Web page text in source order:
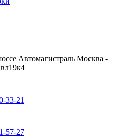
Автомагистраль Москва -
33-21
57-27